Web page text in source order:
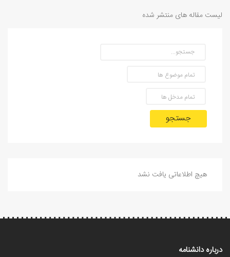
لیست مقاله های منتشر شده
جستجو
هیچ اطلاعاتی یافت نشد
درباره دانشنامه